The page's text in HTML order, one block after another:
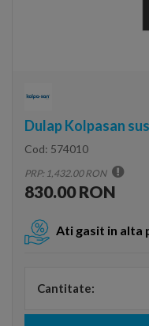
Dulap Kolpasan
Cod: 574010
PRP: 1,432.00 RON
830.00 RON
Ati gasit in alta
Cantitate: